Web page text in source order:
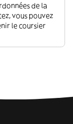
de la
vous pouvez
le coursier